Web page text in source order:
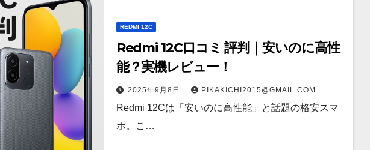
REDMI 12C
Redmi 12C口コミ 評判｜安いのに高性
能？実機レビュー！
2025年9月8日 PIKAKICHI2015@GMAIL.COM
Redmi 12Cは「安いのに高性能」と話題の格安スマ
ホ。こ…